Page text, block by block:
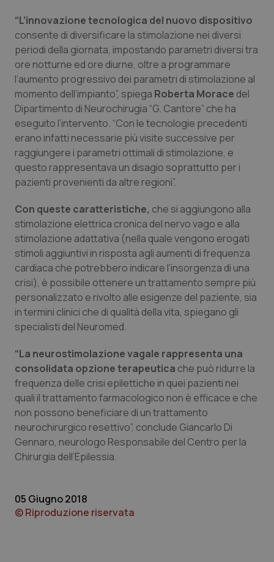
Calabria
Campania
Emilia-Romagna
Friuli Venezia Giulia
Lazio
Liguria
Lombardia
Marche
Molise
Piemonte
Provincia Autonoma di Trento
Puglia
Sardegna
Toscana
Asma & BPCO
Car-T
Colesterolo & coronaropatie
Dermatite Atopica
Diabete & glucometri
Disturbi dell’umore
Dolore
Donna & Salute
Epatiti
HIV
Ipertensione & Scompenso
Malattie rare
Malattia di Crohn & Rettocolite Ulcerosa
Obesità
“L’innovazione tecnologica del nuovo dispositivo
consente di diversificare la stimolazione nei diversi
periodi della giornata, impostando parametri diversi tra
ore notturne ed ore diurne, oltre a programmare
l’aumento progressivo dei parametri di stimolazione al
momento dell’impianto”, spiega Roberta Morace del
Dipartimento di Neurochirugia “G. Cantore” che ha
eseguito l’intervento. “Con le tecnologie precedenti
erano infatti necessarie più visite successive per
raggiungere i parametri ottimali di stimolazione, e
questo rappresentava un disagio soprattutto per i
pazienti provenienti da altre regioni”.
Con queste caratteristiche, che si aggiungono alla
stimolazione elettrica cronica del nervo vago e alla
stimolazione adattativa (nella quale vengono erogati
stimoli aggiuntivi in risposta agli aumenti di frequenza
cardiaca che potrebbero indicare l’insorgenza di una
crisi), è possibile ottenere un trattamento sempre più
personalizzato e rivolto alle esigenze del paziente, sia
in termini clinici che di qualità della vita, spiegano gli
specialisti del Neuromed.
“La neurostimolazione vagale rappresenta una
consolidata opzione terapeutica che può ridurre la
frequenza delle crisi epilettiche in quei pazienti nei
quali il trattamento farmacologico non è efficace e che
non possono beneficiare di un trattamento
neurochirurgico resettivo”, conclude Giancarlo Di
Gennaro, neurologo Responsabile del Centro per la
Chirurgia dell’Epilessia.
05 Giugno 2018
© Riproduzione riservata